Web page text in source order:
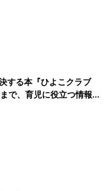
する本『ひよこクラブ
で、育児に役立つ情報が